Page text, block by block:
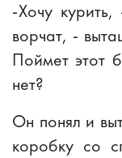
-Хочу
ворчат, -
Поймет этот
нет?
Он понял и
коробку со